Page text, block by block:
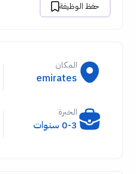
حفظ الوظيفة
المكان
emirates
الخبرة
0-3 سنوات